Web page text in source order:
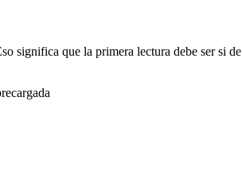
significa que la primera lectura debe ser si